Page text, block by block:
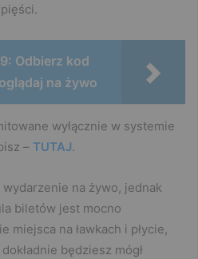
Odbierz kod
na żywo
wyłącznie w systemie
– TUTAJ.
na żywo, jednak
biletów jest mocno
miejsca na ławkach i płycie,
będziesz mógł